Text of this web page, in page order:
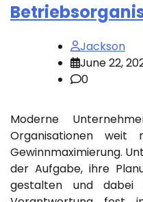
Jackson
June 22,
0
Moderne
Organisationen
Gewinnmaximierung.
der Aufgabe, ihre
gestalten und dabei